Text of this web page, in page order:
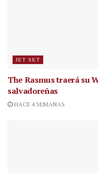
JET SET
The Rasmus traerá su
salvadoreñas
HACE 4 SEMANAS